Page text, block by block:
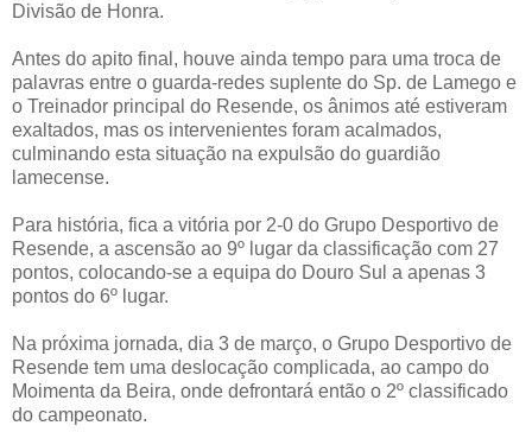
Divisão de Honra.
Antes do apito final, houve ainda tempo para uma troca de
palavras entre o guarda-redes suplente do Sp. de Lamego e
o Treinador principal do Resende, os ânimos até estiveram
exaltados, mas os intervenientes foram acalmados,
culminando esta situação na expulsão do guardião
lamecense.
Para história, fica a vitória por 2-0 do Grupo Desportivo de
Resende, a ascensão ao 9º lugar da classificação com 27
pontos, colocando-se a equipa do Douro Sul a apenas 3
pontos do 6º lugar.
Na próxima jornada, dia 3 de março, o Grupo Desportivo de
Resende tem uma deslocação complicada, ao campo do
Moimenta da Beira, onde defrontará então o 2º classificado
do campeonato.